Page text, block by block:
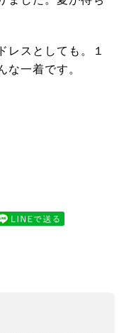
レスとしても。１
な一着です。